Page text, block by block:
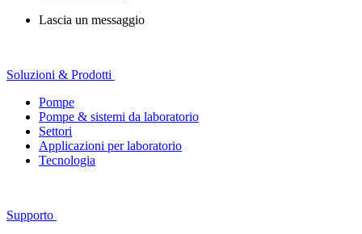
Lascia un messaggio
Soluzioni & Prodotti
Pompe
Pompe & sistemi da laboratorio
Settori
Applicazioni per laboratorio
Tecnologia
Supporto